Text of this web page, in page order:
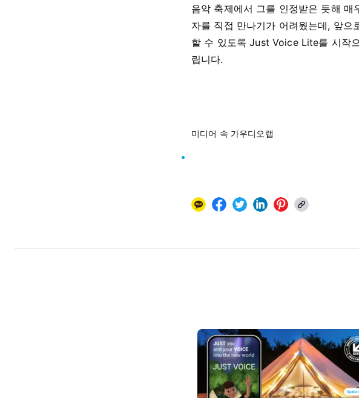
음악 축제에서 그를 인정받은 듯해
자를 직접 만나기가 어려웠는데, 앞
할 수 있도록 Just Voice Lite를 시작
립니다.
미디어 속 가우디오랩